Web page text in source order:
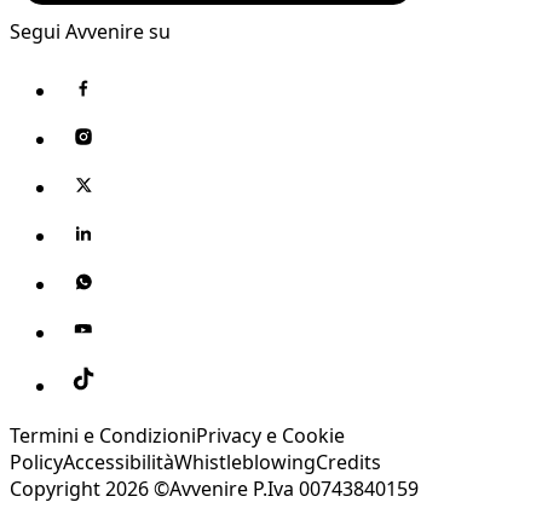
Segui Avvenire su
Termini e CondizioniPrivacy e Cookie
PolicyAccessibilitàWhistleblowingCredits
Copyright 2026 ©Avvenire P.Iva 00743840159